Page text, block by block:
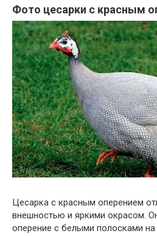
Фото цесарки с красным
Цесарка с красным оперением
внешностью и яркими окрасом.
оперение с белыми полосками на